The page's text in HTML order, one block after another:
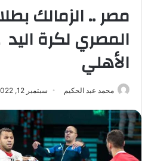
مصر .. الزمالك
المصري لكرة
الأهلي
محمد عبد الحكيم سبتمبر 12, 2022